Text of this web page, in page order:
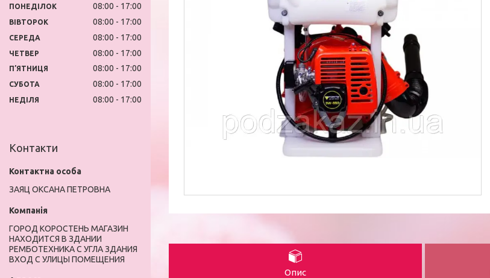
Опис
ПОНЕДІЛОК 08:00 17:00
ВІВТОРОК 08:00 17:00
СЕРЕДА 08:00 17:00
ЧЕТВЕР 08:00 17:00
ПʼЯТНИЦЯ 08:00 17:00
СУБОТА 08:00 17:00
НЕДІЛЯ 08:00 17:00
Контакти
ЗАЯЦ ОКСАНА ПЕТРОВНА
ГОРОД КОРОСТЕНЬ МАГАЗИН
НАХОДИТСЯ В ЗДАНИИ
РЕМБОТЕХНИКА С УГЛА ЗДАНИЯ
ВХОД С УЛИЦЫ ПОМЕЩЕНИЯ